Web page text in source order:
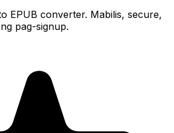
EPUB converter. Mabilis, secure,
pag-signup.